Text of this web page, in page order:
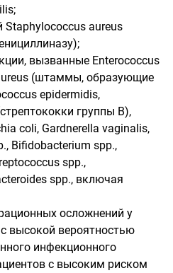
aureus
вызванные Enterococcus
(штаммы, образующие
epidermidis,
группы В),
coli, Gardnerella vaginalis,
Bifidobacterium spp.,
spp.,
spp., включая
осложнений у
высокой вероятностью
инфекционного
с высоким риском